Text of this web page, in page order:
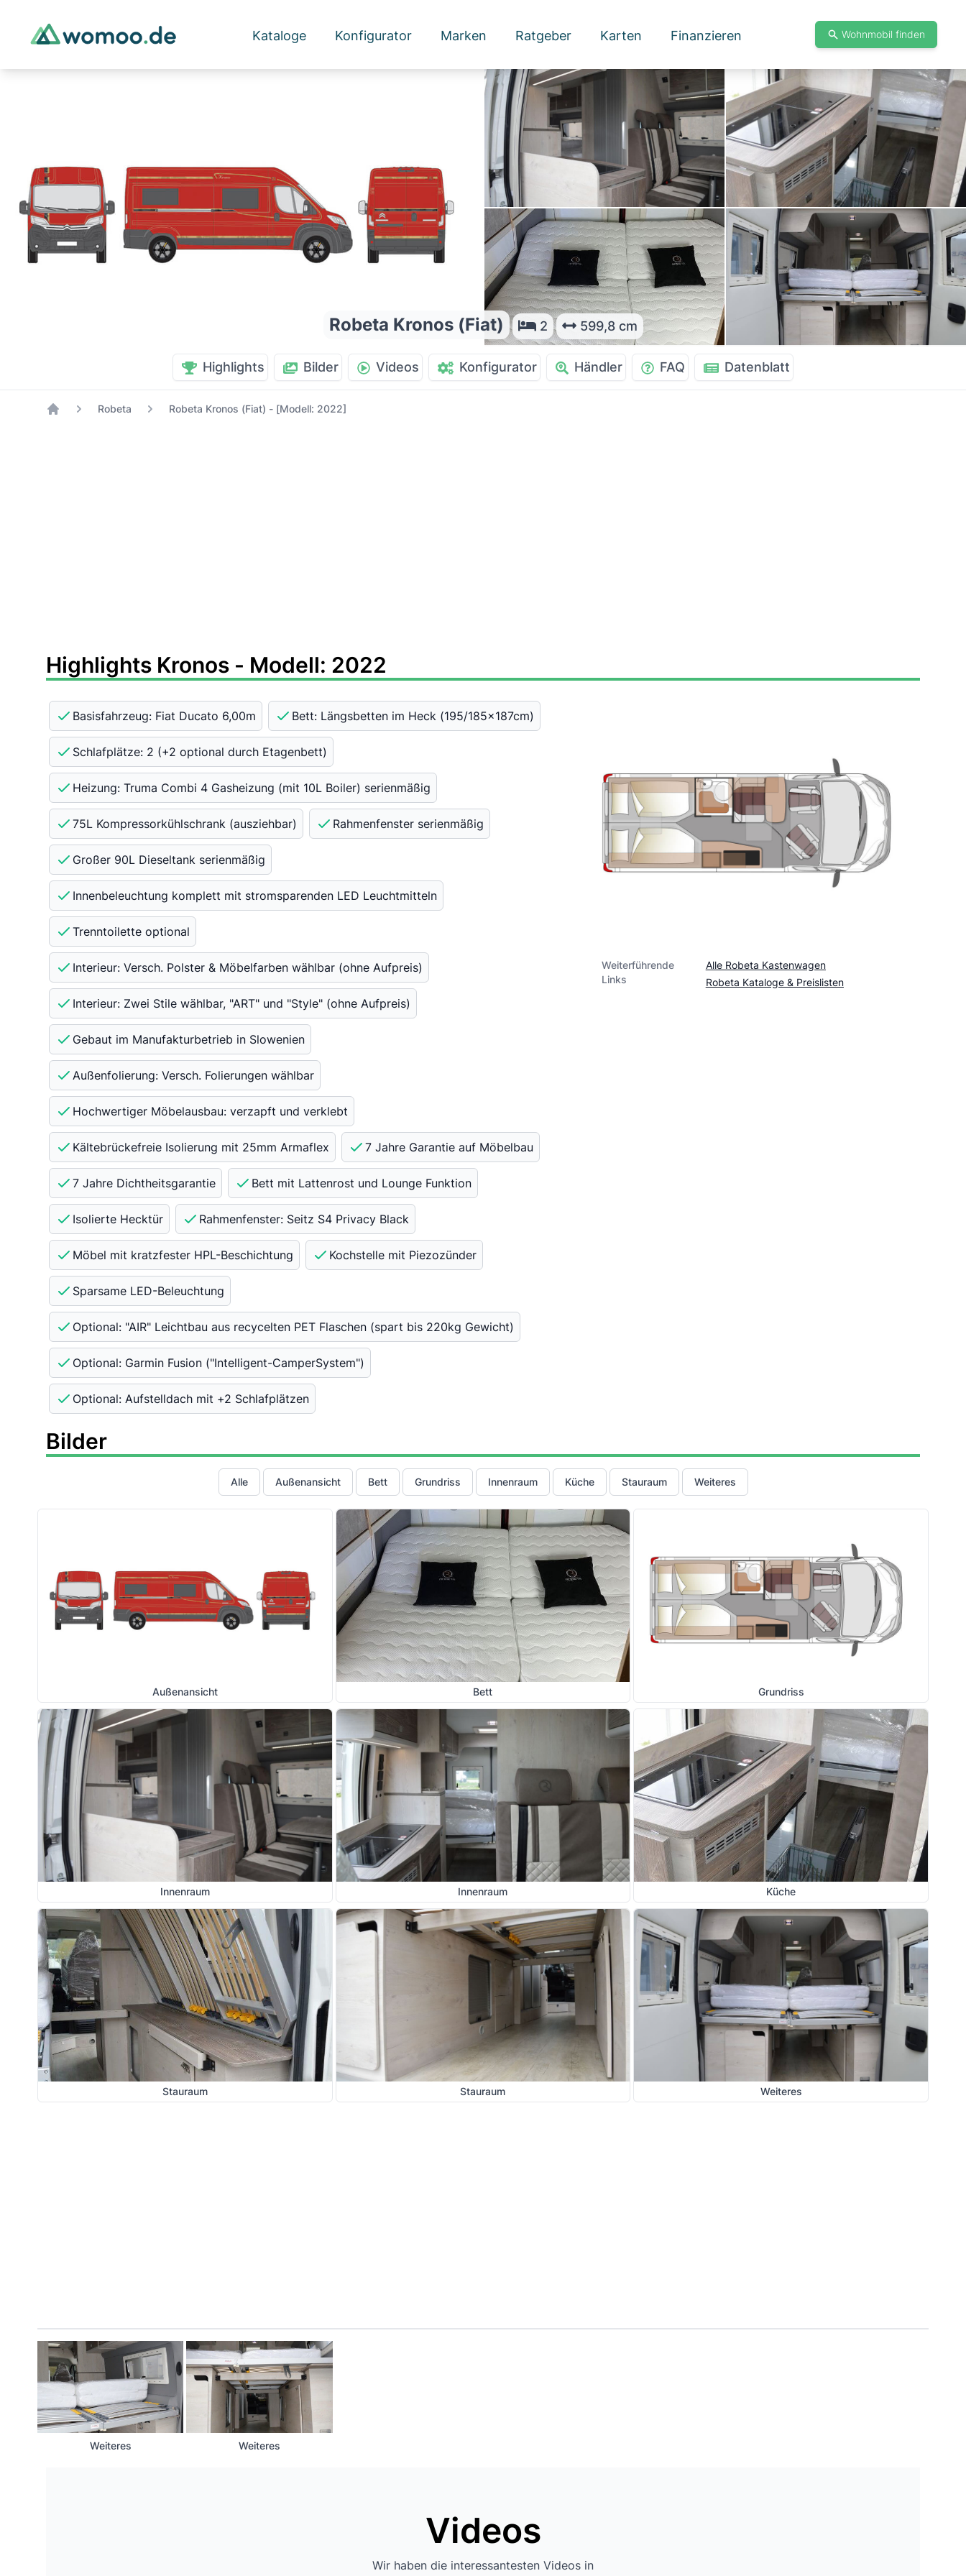
Kataloge Konfigurator Marken Ratgeber Karten Finanzieren Wohnmobil finden
Robeta Kronos (Fiat) 2 599,8 cm
Highlights Bilder Videos Konfigurator Händler FAQ Datenblatt
Robeta Robeta Kronos (Fiat) - [Modell: 2022]
Highlights Kronos - Modell: 2022
Basisfahrzeug: Fiat Ducato 6,00m Bett: Längsbetten im Heck (195/185x187cm)
Schlafplätze: 2 (+2 optional durch Etagenbett)
Heizung: Truma Combi 4 Gasheizung (mit 10L Boiler) serienmäßig
75L Kompressorkühlschrank (ausziehbar) Rahmenfenster serienmäßig
Großer 90L Dieseltank serienmäßig
Innenbeleuchtung komplett mit stromsparenden LED Leuchtmitteln
Trenntoilette optional
Interieur: Versch. Polster & Möbelfarben wählbar (ohne Aufpreis)
Interieur: Zwei Stile wählbar, "ART" und "Style" (ohne Aufpreis)
Gebaut im Manufakturbetrieb in Slowenien
Außenfolierung: Versch. Folierungen wählbar
Hochwertiger Möbelausbau: verzapft und verklebt
Kältebrückefreie Isolierung mit 25mm Armaflex 7 Jahre Garantie auf Möbelbau
7 Jahre Dichtheitsgarantie Bett mit Lattenrost und Lounge Funktion
Isolierte Hecktür Rahmenfenster: Seitz S4 Privacy Black
Möbel mit kratzfester HPL-Beschichtung Kochstelle mit Piezozünder
Sparsame LED-Beleuchtung
Optional: "AIR" Leichtbau aus recycelten PET Flaschen (spart bis 220kg Gewicht)
Optional: Garmin Fusion ("Intelligent-CamperSystem")
Optional: Aufstelldach mit +2 Schlafplätzen
Weiterführende
Links
Alle Robeta Kastenwagen
Robeta Kataloge & Preislisten
Bilder
Alle Außenansicht Bett Grundriss Innenraum Küche Stauraum Weiteres
Außenansicht Bett Grundriss
Innenraum Innenraum Küche
Stauraum Stauraum Weiteres
Weiteres Weiteres
Videos
Wir haben die interessantesten Videos in